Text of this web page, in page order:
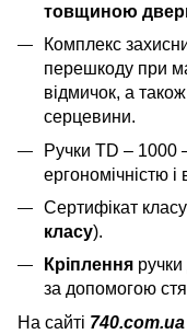
товщиною
Комплекс
перешкоду при
відмичок, а
серцевини.
Ручки TD – 1000
ергономічністю
Сертифікат
класу).
Кріплення
за допомогою
На сайті 740.com.ua